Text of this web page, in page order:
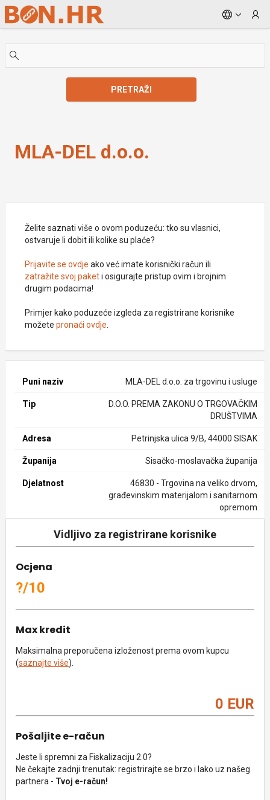
Skip to Main Content
PRETRAŽI
MLA-DEL d.o.o.
Želite saznati više o ovom poduzeću: tko su vlasnici,
ostvaruje li dobit ili kolike su plaće?
Prijavite se ovdje ako već imate korisnički račun ili
zatražite svoj paketi osigurajte pristup ovim i brojnim
drugim podacima!
Primjer kako poduzeće izgleda za registrirane korisnike
možete pronaći ovdje
Puni naziv MLA-DEL d.o.o. za trgovinu i usluge
Tip
D.O.O. PREMA ZAKONU O TRGOVAČKIM
DRUŠTVIMA
Adresa Petrinjska ulica 9/B, 44000 SISAK
Županija Sisačko-moslavačka županija
Djelatnost
46830 - Trgovina na veliko drvom,
građevinskim materijalom i sanitarnom
opremom
Vidljivo za registrirane korisnike
Ocjena
?/10
Max kredit
Maksimalna preporučena izloženost prema ovom kupcu
(saznajte više).
0 EUR
Pošaljite e-račun
Jeste li spremni za Fiskalizaciju 2.0?
Ne čekajte zadnji trenutak: registrirajte se brzo i lako uz našeg
partnera - Tvoj e-račun!